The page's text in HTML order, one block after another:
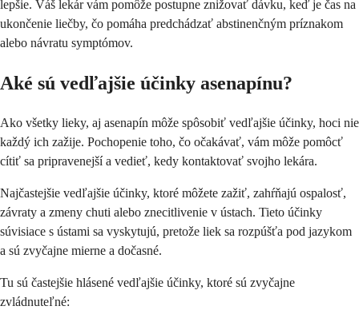
lepšie. Váš lekár vám pomôže postupne znižovať dávku, keď je čas na
ukončenie liečby, čo pomáha predchádzať abstinenčným príznakom
alebo návratu symptómov.
Aké sú vedľajšie účinky asenapínu?
Ako všetky lieky, aj asenapín môže spôsobiť vedľajšie účinky, hoci nie
každý ich zažije. Pochopenie toho, čo očakávať, vám môže pomôcť
cítiť sa pripravenejší a vedieť, kedy kontaktovať svojho lekára.
Najčastejšie vedľajšie účinky, ktoré môžete zažiť, zahŕňajú ospalosť,
závraty a zmeny chuti alebo znecitlivenie v ústach. Tieto účinky
súvisiace s ústami sa vyskytujú, pretože liek sa rozpúšťa pod jazykom
a sú zvyčajne mierne a dočasné.
Tu sú častejšie hlásené vedľajšie účinky, ktoré sú zvyčajne
zvládnuteľné: